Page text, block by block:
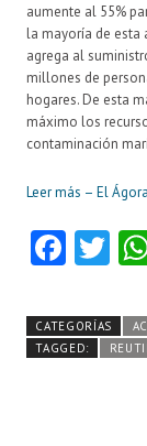
aumente al 55%
la mayoría de esta
agrega al
millones de
hogares. De esta
máximo los
contaminación
Leer más – El Ágora
Fa
b
o
T
itt
er
CATEGORÍAS
TAGGED: